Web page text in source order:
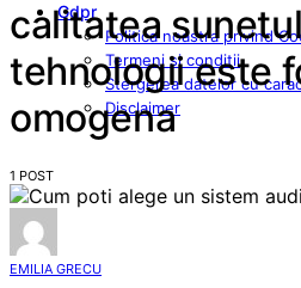
Gdpr
Politica noastra privind
Termeni si conditii
Stergerea datelor cu
Disclaimer
calitatea
tehnologii este
omogena
1 POST
EMILIA GRECU